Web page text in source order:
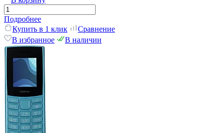
Подробнее
Купить в 1 клик
Сравнение
В избранное
В наличии